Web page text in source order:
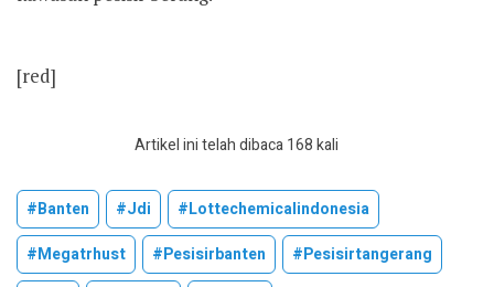
[red]
Artikel ini telah dibaca 168 kali
#banten #jdi
#lottechemicalindonesia
#megatrhust
#pesisirbanten
#pesisirtangerang